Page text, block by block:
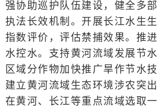
强协助巡护队伍建设，健全多
执法长效机制。开展长江水生
指数评价，评估禁捕效果。推
水控水。支持黄河流域发展节
区域分作物加快推广旱作节水
建立黄河流域生态环境涉农突
在黄河、长江等重点流域选取